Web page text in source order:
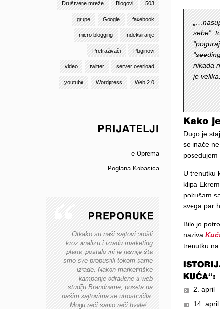
503
Blogovi
Društvene mreže
facebook
Google
grupe
Indeksiranje
micro blogging
Pluginovi
Pretraživači
server overload
twitter
video
Web 2.0
Wordpress
youtube
e-Oprema
Peglana Kobasica
Otkako su naši sajtovi prošli
kroz analizu i izradu marketing
plana, postalo mi je jasnije šta
smo sve propustili tokom same
izrade. Nakon marketinške
kampanje odrađene u web
studiju Brandname, poseta na
našim sajtovima se utrostručila.
Mogu reći samo reči hvale!...
sebe”,
nikada
je
Dugo je
se inače
posedujem
U trenutku
klipa
pokušam
svega par
Bilo je
naziva
trenutku
2. april
14.